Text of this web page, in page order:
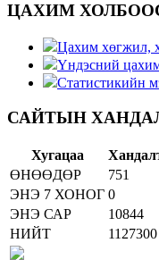
ЦАХИМ
Цахим хөгжил,
Үндэсний
Статистикийн
САЙТЫН
Хугацаа
ӨНӨӨДӨР
751
ЭНЭ 7 ХОНОГ 0
ЭНЭ САР
10844
НИЙТ
1127300